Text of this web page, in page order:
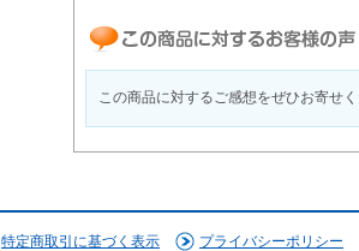
この商品に対するご感想をぜひお寄せ
特定商取引に基づく表示 プライバシーポリシー